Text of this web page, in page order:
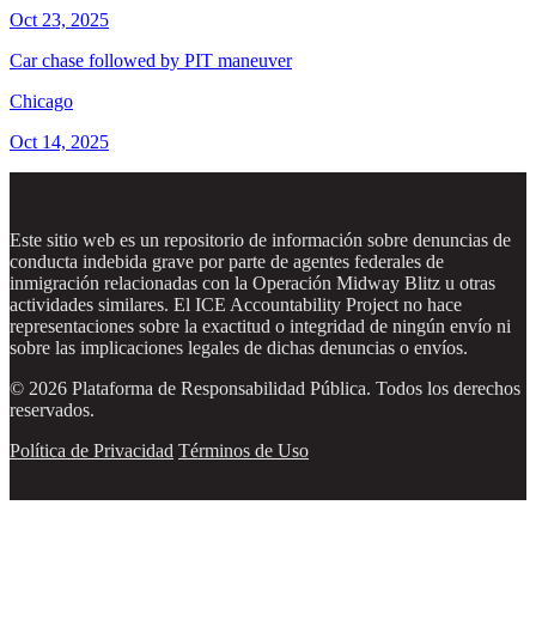
Oct 23, 2025
Car chase followed by PIT maneuver
Chicago
Oct 14, 2025
Este sitio web es un repositorio de información sobre denuncias de
conducta indebida grave por parte de agentes federales de
inmigración relacionadas con la Operación Midway Blitz u otras
actividades similares. El ICE Accountability Project no hace
representaciones sobre la exactitud o integridad de ningún envío ni
sobre las implicaciones legales de dichas denuncias o envíos.
© 2026 Plataforma de Responsabilidad Pública. Todos los derechos
reservados.
Política de Privacidad Términos de Uso